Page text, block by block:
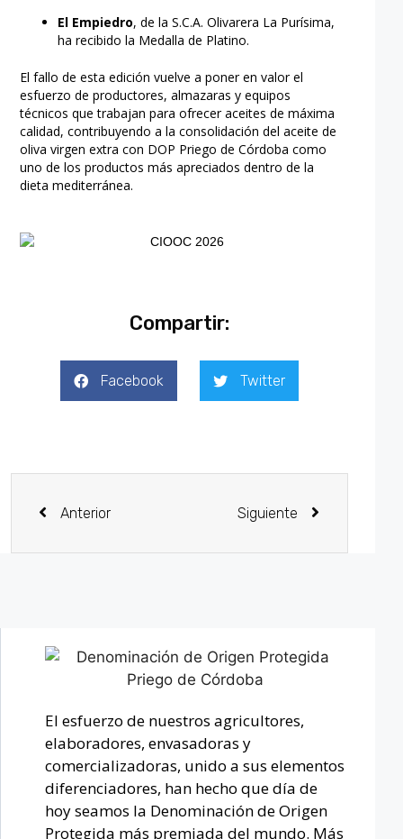
El Empiedro, de la S.C.A. Olivarera La Purísima,
ha recibido la Medalla de Platino.
El fallo de esta edición vuelve a poner en valor el
esfuerzo de productores, almazaras y equipos
técnicos que trabajan para ofrecer aceites de máxima
calidad, contribuyendo a la consolidación del aceite de
oliva virgen extra con DOP Priego de Córdoba como
uno de los productos más apreciados dentro de la
dieta mediterránea.
Compartir:
Facebook Twitter
Anterior Siguiente
El esfuerzo de nuestros agricultores,
elaboradores, envasadoras y
comercializadoras, unido a sus elementos
diferenciadores, han hecho que día de
hoy seamos la Denominación de Origen
Protegida más premiada del mundo. Más